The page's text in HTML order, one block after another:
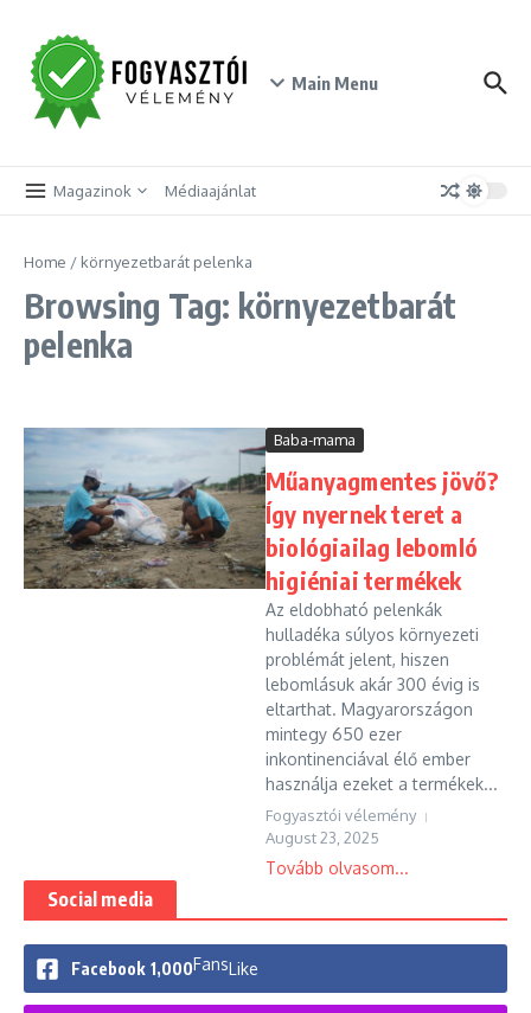
Main Menu
Magazinok Médiaajánlat
Home / környezetbarát pelenka
Browsing Tag: környezetbarát
pelenka
Baba-mama
Műanyagmentes jövő?
Így nyernek teret a
biológiailag lebomló
higiéniai termékek
Az eldobható pelenkák
hulladéka súlyos környezeti
problémát jelent, hiszen
lebomlásuk akár 300 évig is
eltarthat. Magyarországon
mintegy 650 ezer
inkontinenciával élő ember
használja ezeket a termékek...
Fogyasztói vélemény
August 23, 2025
Tovább olvasom...
Social media
Facebook 1,000FansLike